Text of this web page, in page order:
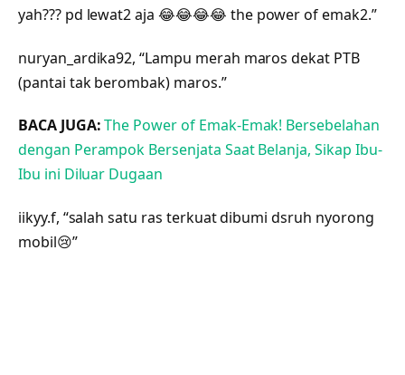
yah??? pd lewat2 aja 😂😂😂😂 the power of emak2.”
nuryan_ardika92, “Lampu merah maros dekat PTB
(pantai tak berombak) maros.”
BACA JUGA:The Power of Emak-Emak! Bersebelahan
dengan Perampok Bersenjata Saat Belanja, Sikap Ibu-
Ibu ini Diluar Dugaan
iikyy.f, “salah satu ras terkuat dibumi dsruh nyorong
mobil😢”